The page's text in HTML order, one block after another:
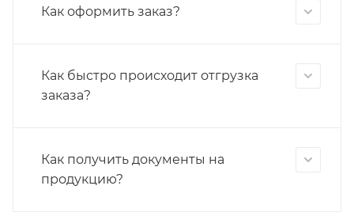
Как оформить заказ?
Как быстро происходит отгрузка
заказа?
Как получить документы на
продукцию?